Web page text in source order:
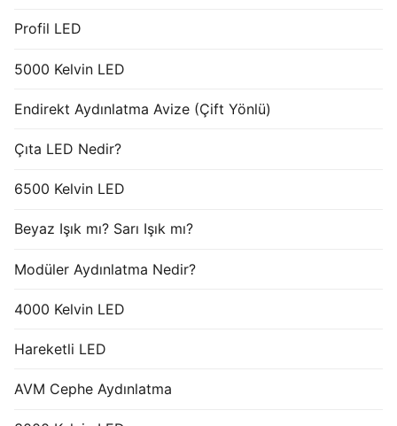
Profil LED
5000 Kelvin LED
Endirekt Aydınlatma Avize (Çift Yönlü)
Çıta LED Nedir?
6500 Kelvin LED
Beyaz Işık mı? Sarı Işık mı?
Modüler Aydınlatma Nedir?
4000 Kelvin LED
Hareketli LED
AVM Cephe Aydınlatma